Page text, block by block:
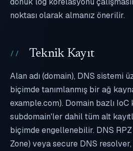
noktası olarak almanız önerilir.
Teknik Kayıt
Alan adı (domain), DNS sistemi
biçimde tanımlanmış bir ağ
example.com). Domain bazlı IoC
subdomain'ler dahil tüm alt
biçimde engellenebilir. DNS
Zone) veya secure DNS